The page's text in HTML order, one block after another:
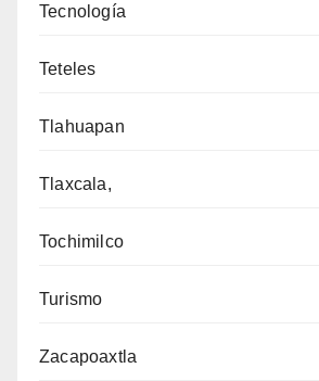
Tecnología
Teteles
Tlahuapan
Tlaxcala,
Tochimilco
Turismo
Zacapoaxtla